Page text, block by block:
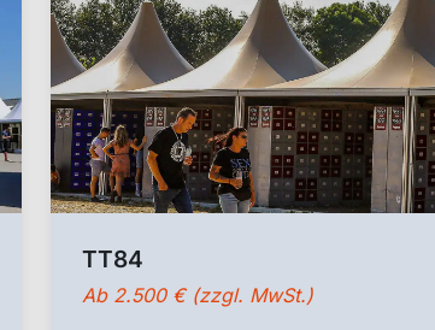
TT84
Ab 2.500 € (zzgl. MwSt.)